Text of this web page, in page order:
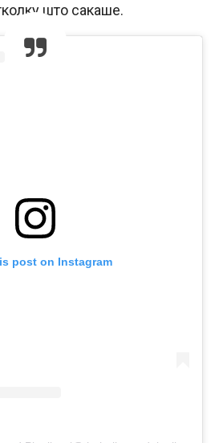
што сакаше.
post on Instagram